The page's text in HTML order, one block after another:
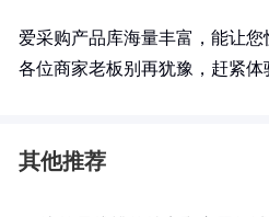
爱采购产品库海量丰富，能让您
各位商家老板别再犹豫，赶紧体
其他推荐